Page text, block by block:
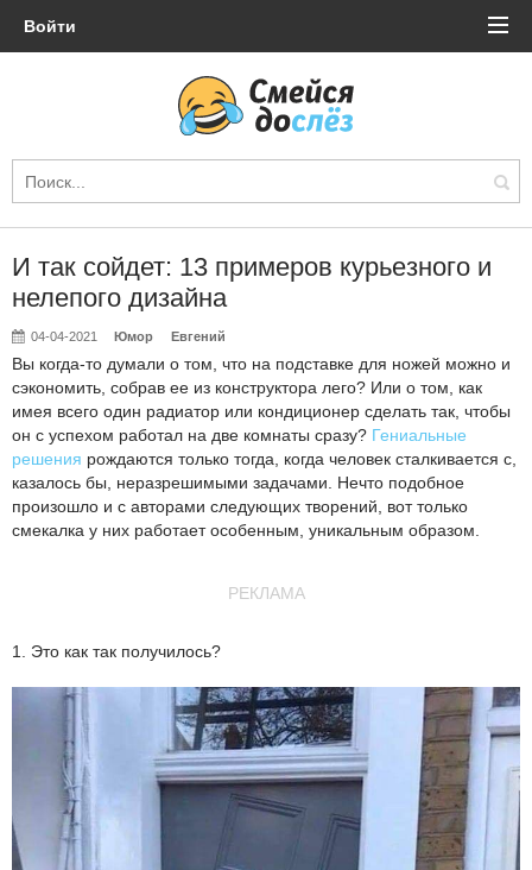
Войти
И так сойдет: 13 примеров курьезного и
нелепого дизайна
04-04-2021 Юмор Евгений
Вы когда-то думали о том, что на подставке для ножей можно и
сэкономить, собрав ее из конструктора лего? Или о том, как
имея всего один радиатор или кондиционер сделать так, чтобы
он с успехом работал на две комнаты сразу? Гениальные
решения рождаются только тогда, когда человек сталкивается с,
казалось бы, неразрешимыми задачами. Нечто подобное
произошло и с авторами следующих творений, вот только
смекалка у них работает особенным, уникальным образом.
РЕКЛАМА
1. Это как так получилось?